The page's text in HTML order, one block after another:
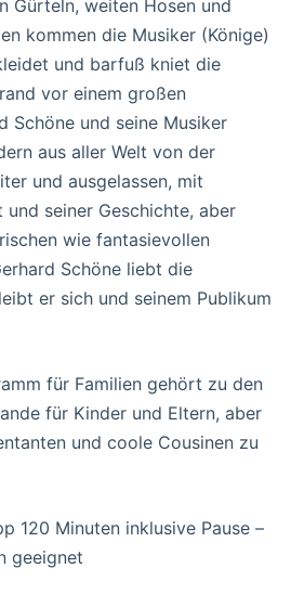
Gürteln, weiten Hosen und
kommen die Musiker (Könige)
und barfuß kniet die
vor einem großen
Schöne und seine Musiker
aus aller Welt von der
und ausgelassen, mit
seiner Geschichte, aber
wie fantasievollen
Schöne liebt die
er sich und seinem Publikum
für Familien gehört zu den
für Kinder und Eltern, aber
und coole Cousinen zu
120 Minuten inklusive Pause –
geeignet